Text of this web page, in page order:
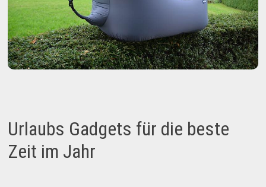
Urlaubs Gadgets für die beste
Zeit im Jahr